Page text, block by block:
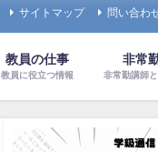
サイトマップ 問い合わ
教員の仕事
教員に役立つ情報
非常
非常勤講師